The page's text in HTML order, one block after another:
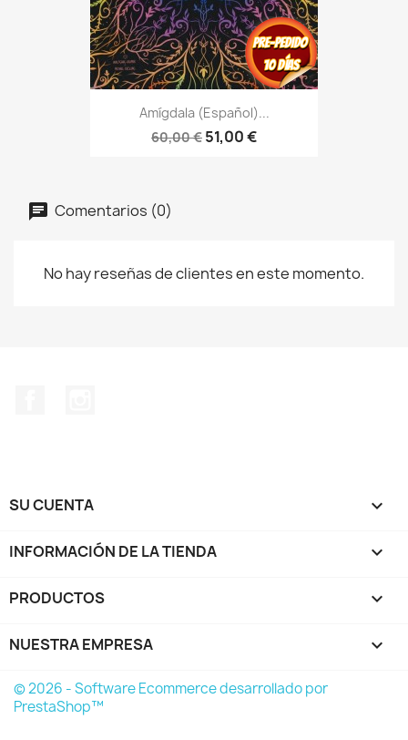
Amígdala (Español)...
60,00 € 51,00 €
Comentarios (0)
No hay reseñas de clientes en este momento.
SU CUENTA 
INFORMACIÓN DE LA TIENDA keyboard_arrow_down
PRODUCTOS 
NUESTRA EMPRESA 
© 2026 - Software Ecommerce desarrollado por
PrestaShop™